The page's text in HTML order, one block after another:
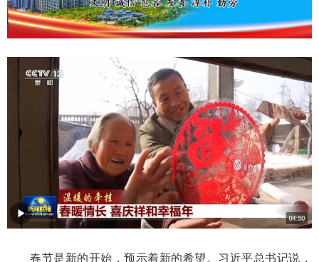
春节是新的开始，预示着新的希望。习近平总书记说，